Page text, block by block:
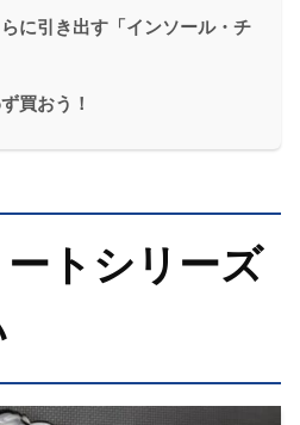
に引き出す「インソール・チ
買おう！
トシリーズ